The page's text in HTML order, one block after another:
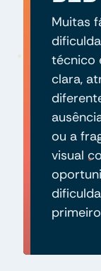
Muitas
técnico
clara,
ou a
visual